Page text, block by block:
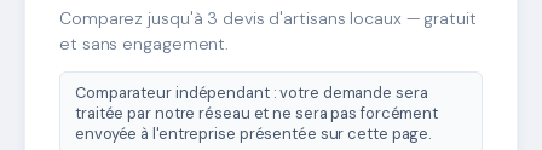
Comparez jusqu'à 3 devis d'artisans locaux — gratuit
et sans engagement.
Comparateur indépendant : votre demande sera
traitée par notre réseau et ne sera pas forcément
envoyée à l'entreprise présentée sur cette page.